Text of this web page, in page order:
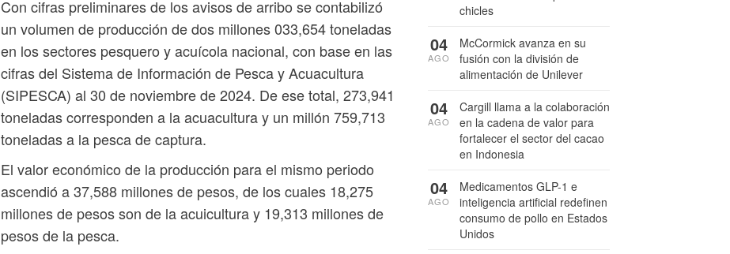
Con cifras preliminares de los avisos de arribo se contabilizó
un volumen de producción de dos millones 033,654 toneladas
en los sectores pesquero y acuícola nacional, con base en las
cifras del Sistema de Información de Pesca y Acuacultura
(SIPESCA) al 30 de noviembre de 2024. De ese total, 273,941
toneladas corresponden a la acuacultura y un millón 759,713
toneladas a la pesca de captura.
El valor económico de la producción para el mismo periodo
ascendió a 37,588 millones de pesos, de los cuales 18,275
millones de pesos son de la acuicultura y 19,313 millones de
pesos de la pesca.
chicles
McCormick avanza en su
fusión con la división de
alimentación de Unilever
04
AGO
Cargill llama a la colaboración
en la cadena de valor para
fortalecer el sector del cacao
en Indonesia
04
AGO
Medicamentos GLP-1 e
inteligencia artificial redefinen
consumo de pollo en Estados
Unidos
04
AGO